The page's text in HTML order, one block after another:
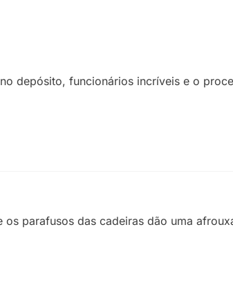
depósito, funcionários incríveis e o
parafusos das cadeiras dão uma